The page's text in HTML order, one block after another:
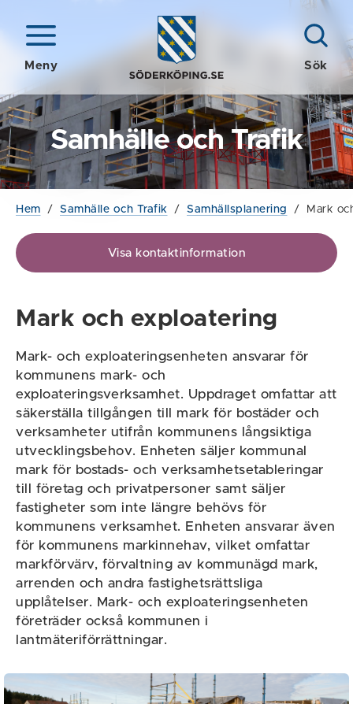
Meny Sök
Samhälle och Trafik
Hem / Samhälle och Trafik / Samhällsplanering / Mark
Visa kontaktinformation
Mark och exploatering
Mark- och exploateringsenheten ansvarar för
kommunens mark- och
exploateringsverksamhet. Uppdraget omfattar att
säkerställa tillgången till mark för bostäder och
verksamheter utifrån kommunens långsiktiga
utvecklingsbehov. Enheten säljer kommunal
mark för bostads- och verksamhetsetableringar
till företag och privatpersoner samt säljer
fastigheter som inte längre behövs för
kommunens verksamhet. Enheten ansvarar även
för kommunens markinnehav, vilket omfattar
markförvärv, förvaltning av kommunägd mark,
arrenden och andra fastighetsrättsliga
upplåtelser. Mark- och exploateringsenheten
företräder också kommunen i
lantmäteriförrättningar.